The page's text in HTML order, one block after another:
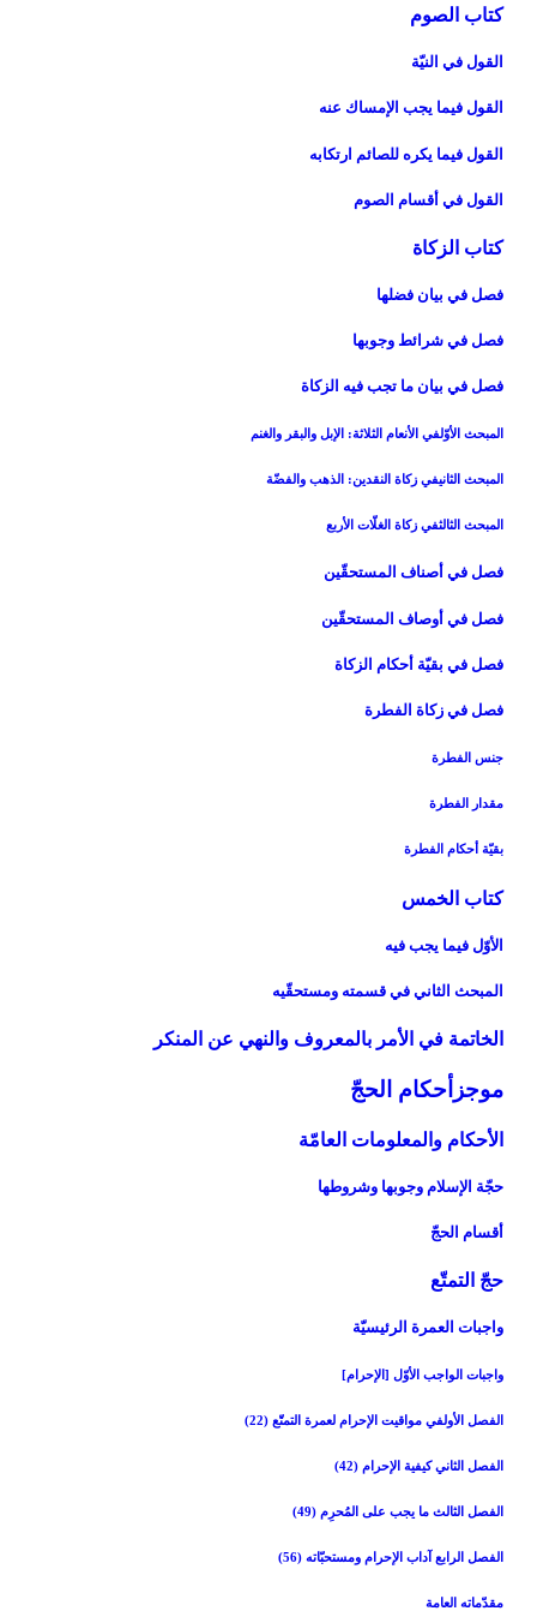
كتاب الصوم‏
القول في النيّة
القول فيما يجب الإمساك عنه‏
القول فيما يكره للصائم ارتكابه‏
القول في أقسام الصوم‏
كتاب الزكاة
فصل في بيان فضلها
فصل في شرائط وجوبها
فصل في بيان ما تجب فيه الزكاة
المبحث الأوّل‏في الأنعام الثلاثة: الإبل والبقر والغنم‏
المبحث الثاني‏في زكاة النقدين: الذهب والفضّة
المبحث الثالث‏في زكاة الغلّات الأربع‏
فصل في أصناف المستحقّين‏
فصل في أوصاف المستحقّين‏
فصل في بقيّة أحكام الزكاة
فصل في زكاة الفطرة
جنس الفطرة
مقدار الفطرة
بقيّة أحكام الفطرة
كتاب الخمس‏
الأوّل فيما يجب فيه‏
المبحث الثاني في قسمته ومستحقّيه‏
الخاتمة في الأمر بالمعروف والنهي عن المنكر
موجزأحكام الحجّ‏
الأحكام والمعلومات العامّة
حجّة الإسلام وجوبها وشروطها
أقسام الحجّ‏
حجّ التمتّع‏
واجبات العمرة الرئيسيّة
واجبات الواجب الأوّل [الإحرام‏]
الفصل الأول‏في مواقيت الإحرام لعمرة التمتّع (22)
الفصل الثاني‏ كيفية الإحرام (42)
الفصل الثالث ‏ما يجب على المُحرِم (49)
الفصل الرابع ‏آداب الإحرام ومستحبّاته (56)
مقدّماته العامة